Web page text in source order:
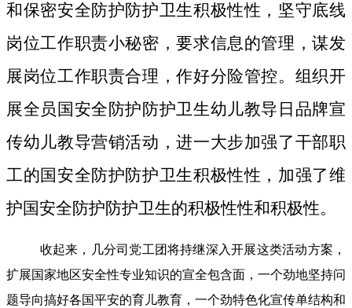
和保密安全防护防护卫生积极性性，坚守底线
岗位工作职责小秘密，要求信息的管理，谋发
展岗位工作职责合理，作好分险管控。组织开
展全员国安全防护防护卫生幼儿教导日品牌宣
传幼儿教导营销活动，进一大步加强了干部职
工的国安全防护防护卫生积极性性，加强了维
护国安全防护防护卫生的积极性性和积极性。
收起来，几分司党工团将持继深入开展这类活动方案，
扩展国家地区安全性专业知识的宣全包含面，一个劲地坚持问
题导向搞好各国平安的育儿教育，一个劲特色化宣传单结构和